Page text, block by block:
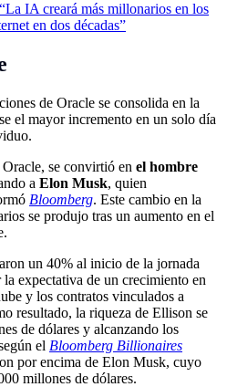
IA creará más millonarios en los
en dos décadas”
de Oracle se consolida en la
el mayor incremento en un solo día
se convirtió en el hombre
a Elon Musk, quien
Bloomberg. Este cambio en la
se produjo tras un aumento en el
un 40% al inicio de la jornada
expectativa de un crecimiento en
y los contratos vinculados a
resultado, la riqueza de Ellison se
de dólares y alcanzando los
el Bloomberg Billionaires
por encima de Elon Musk, cuyo
millones de dólares.